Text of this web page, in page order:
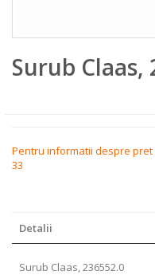
to
the
gallery
Surub Claas,
Pentru informatii despre pret :
33
Detalii
Surub Claas, 236552.0